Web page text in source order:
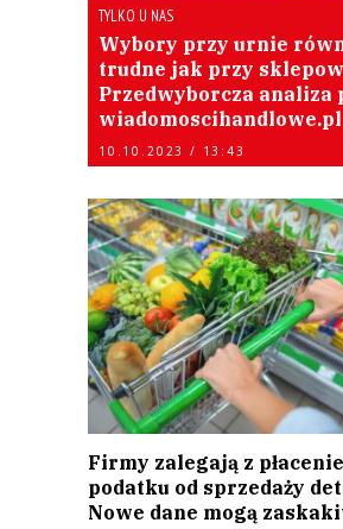
TYLKO U NAS
Wybory przy urnie
trudne jak przy
Przedwyborcza analiza
wiadomoscihandlowe.pl
10.10.2023 / 13:43
Firmy zalegają z
podatku od sprzedaży
Nowe dane mogą